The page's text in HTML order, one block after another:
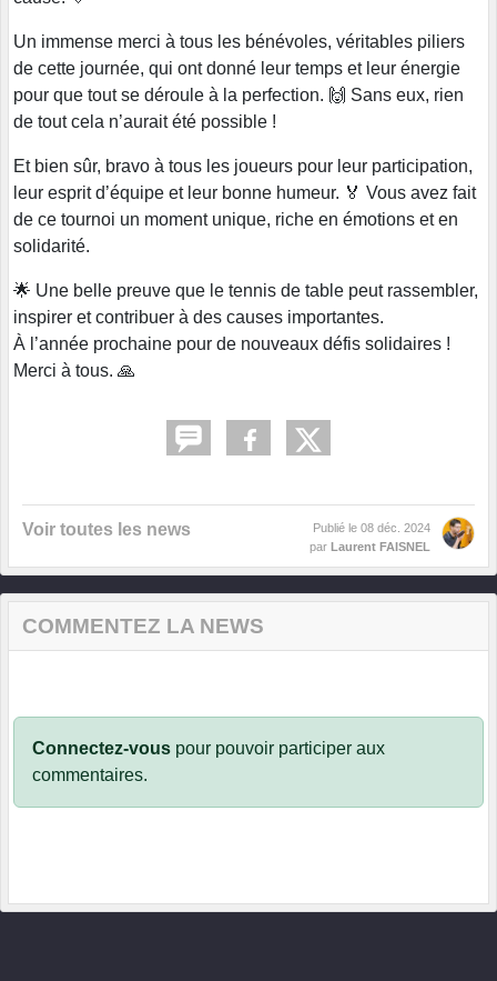
Un immense merci à tous les bénévoles, véritables piliers
de cette journée, qui ont donné leur temps et leur énergie
pour que tout se déroule à la perfection. 🙌 Sans eux, rien
de tout cela n’aurait été possible !
Et bien sûr, bravo à tous les joueurs pour leur participation,
leur esprit d’équipe et leur bonne humeur. 🏅 Vous avez fait
de ce tournoi un moment unique, riche en émotions et en
solidarité.
🌟 Une belle preuve que le tennis de table peut rassembler,
inspirer et contribuer à des causes importantes.
À l’année prochaine pour de nouveaux défis solidaires !
Merci à tous. 🙏
Voir toutes les news Publié le 08 déc. 2024
par Laurent FAISNEL
COMMENTEZ LA NEWS
Connectez-vous pour pouvoir participer aux
commentaires.